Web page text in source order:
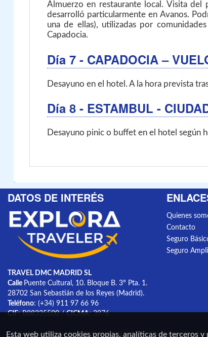
Almuerzo en restaurante local. Visita
desarrolló particularmente en Avanos.
una de ellas), utilizadas por
Capadocia.
Día 7 - CAPADOCIA –
Desayuno en el hotel. A la hora prevista
Día 8 - ESTAMBUL -
Desayuno pinic o buffet en el hotel según
DATOS DE INTERÉS
TRAVEL DMC MADRID SL
Calle Puente Cultural, 10. Bloque B. 3º Pta. 1.
28702 San Sebastián de los Reyes (Madrid).
Teléfono: (+34) 911 97 66 96
CIF: B88335500 /CICMA: 3976
Quienes
Contacto
Seguro
Seguro
En cumplimiento de la Ley 34/2002, de 11 de julio de Servicios de la Sociedad de la
Esta web utiliza cookies propias, analíticas de terceros